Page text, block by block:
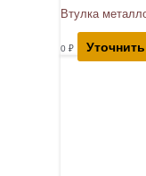
Втулка
0 ₽